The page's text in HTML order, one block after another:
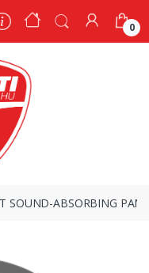
0
SOUND-ABSORBING
0